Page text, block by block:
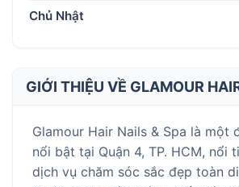
Chủ Nhật
GIỚI THIỆU VỀ GLAMOUR
Glamour Hair Nails & Spa là một
nổi bật tại Quận 4, TP. HCM, nổi
dịch vụ chăm sóc sắc đẹp toàn